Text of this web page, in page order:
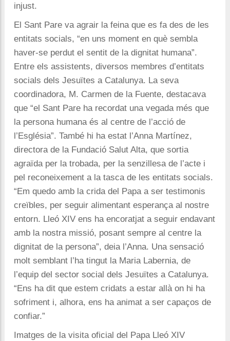
injust.
El Sant Pare va agrair la feina que es fa des de les
entitats socials, “en uns moment en què sembla
haver-se perdut el sentit de la dignitat humana”.
Entre els assistents, diversos membres d’entitats
socials dels Jesuïtes a Catalunya. La seva
coordinadora, M. Carmen de la Fuente, destacava
que “el Sant Pare ha recordat una vegada més que
la persona humana és al centre de l’acció de
l’Església”. També hi ha estat l’Anna Martínez,
directora de la Fundació Salut Alta, que sortia
agraïda per la trobada, per la senzillesa de l’acte i
pel reconeixement a la tasca de les entitats socials.
“Em quedo amb la crida del Papa a ser testimonis
creïbles, per seguir alimentant esperança al nostre
entorn. Lleó XIV ens ha encoratjat a seguir endavant
amb la nostra missió, posant sempre al centre la
dignitat de la persona”, deia l’Anna. Una sensació
molt semblant l’ha tingut la Maria Labernia, de
l’equip del sector social dels Jesuïtes a Catalunya.
“Ens ha dit que estem cridats a estar allà on hi ha
sofriment i, alhora, ens ha animat a ser capaços de
confiar.”
Imatges de la visita oficial del Papa Lleó XIV